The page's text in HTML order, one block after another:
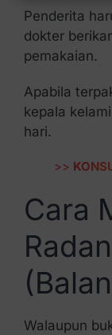
Penderita
dokter
pemakaian.
Apabila
kepala
hari.
>>
Cara
Walaupun